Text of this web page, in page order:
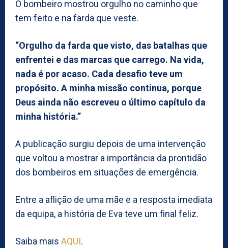
O bombeiro mostrou orgulho no caminho que
tem feito e na farda que veste.
“Orgulho da farda que visto, das batalhas que
enfrentei e das marcas que carrego. Na vida,
nada é por acaso. Cada desafio teve um
propósito. A minha missão continua, porque
Deus ainda não escreveu o último capítulo da
minha história.”
A publicação surgiu depois de uma intervenção
que voltou a mostrar a importância da prontidão
dos bombeiros em situações de emergência.
Entre a aflição de uma mãe e a resposta imediata
da equipa, a história de Eva teve um final feliz.
Saiba mais AQUI.